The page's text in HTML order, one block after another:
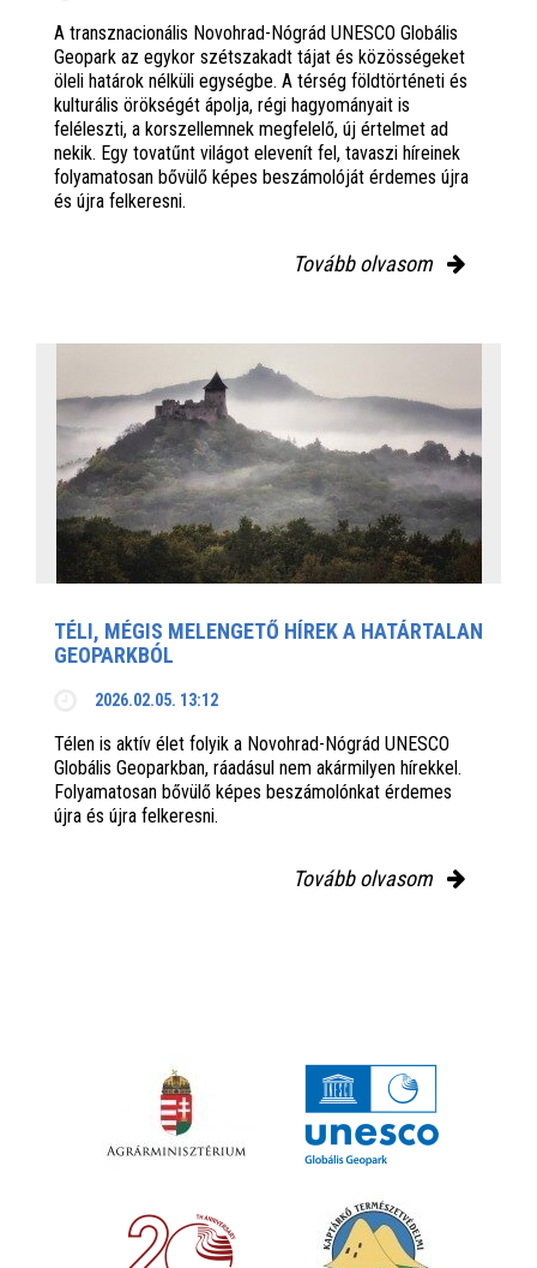
A transznacionális Novohrad-Nógrád UNESCO Globális
Geopark az egykor szétszakadt tájat és közösségeket
öleli határok nélküli egységbe. A térség földtörténeti és
kulturális örökségét ápolja, régi hagyományait is
feléleszti, a korszellemnek megfelelő, új értelmet ad
nekik. Egy tovatűnt világot elevenít fel, tavaszi híreinek
folyamatosan bővülő képes beszámolóját érdemes újra
és újra felkeresni.
Tovább olvasom
TÉLI, MÉGIS MELENGETŐ HÍREK A HATÁRTALAN
GEOPARKBÓL
2026.02.05. 13:12
Télen is aktív élet folyik a Novohrad-Nógrád UNESCO
Globális Geoparkban, ráadásul nem akármilyen hírekkel.
Folyamatosan bővülő képes beszámolónkat érdemes
újra és újra felkeresni.
Tovább olvasom